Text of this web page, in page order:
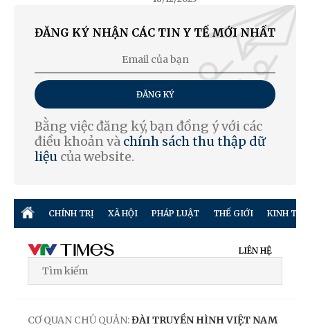
ĐĂNG KÝ NHẬN CÁC TIN Y TẾ MỚI NHẤT
ĐĂNG KÝ
Bằng việc đăng ký, bạn đồng ý với các
điều khoản và chính sách thu thập dữ
liệu của website.
CHÍNH TRỊ XÃ HỘI PHÁP LUẬT THẾ GIỚI KINH TẾ
LIÊN HỆ
CƠ QUAN CHỦ QUẢN:ĐÀI TRUYỀN HÌNH VIỆT NAM